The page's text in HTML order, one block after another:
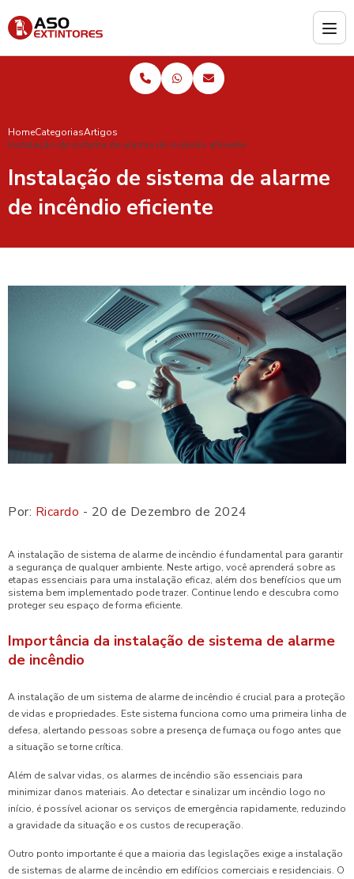
HomeCategoriasArtigos
Instalação de sistema de alarme de incêndio eficiente
Instalação de sistema de alarme
de incêndio eficiente
Por: Ricardo - 20 de Dezembro de 2024
A instalação de sistema de alarme de incêndio é fundamental para garantir
a segurança de qualquer ambiente. Neste artigo, você aprenderá sobre as
etapas essenciais para uma instalação eficaz, além dos benefícios que um
sistema bem implementado pode trazer. Continue lendo e descubra como
proteger seu espaço de forma eficiente.
Importância da instalação de sistema de alarme
de incêndio
A instalação de um sistema de alarme de incêndio é crucial para a proteção
de vidas e propriedades. Este sistema funciona como uma primeira linha de
defesa, alertando pessoas sobre a presença de fumaça ou fogo antes que
a situação se torne crítica.
Além de salvar vidas, os alarmes de incêndio são essenciais para
minimizar danos materiais. Ao detectar e sinalizar um incêndio logo no
início, é possível acionar os serviços de emergência rapidamente, reduzindo
a gravidade da situação e os custos de recuperação.
Outro ponto importante é que a maioria das legislações exige a instalação
de sistemas de alarme de incêndio em edifícios comerciais e residenciais. O